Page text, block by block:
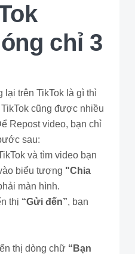
chỉ 3
lại trên TikTok là gì thì
cũng được nhiều
Repost video, bạn chỉ
sau:
và tìm video bạn
biểu tượng "Chia
màn hình.
thị “Gửi đến”, bạn
thị dòng chữ “Bạn